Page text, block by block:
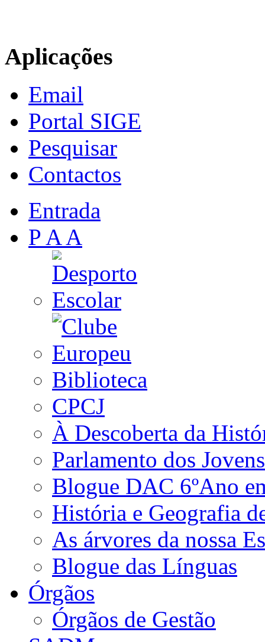
Aplicações
Email
Portal SIGE
Pesquisar
Contactos
Entrada
P A A
Biblioteca
CPCJ
À Descoberta da
Parlamento dos Jovens
Blogue DAC 6ºAno
História e Geografia
As árvores da nossa
Blogue das Línguas
Órgãos
Órgãos de Gestão